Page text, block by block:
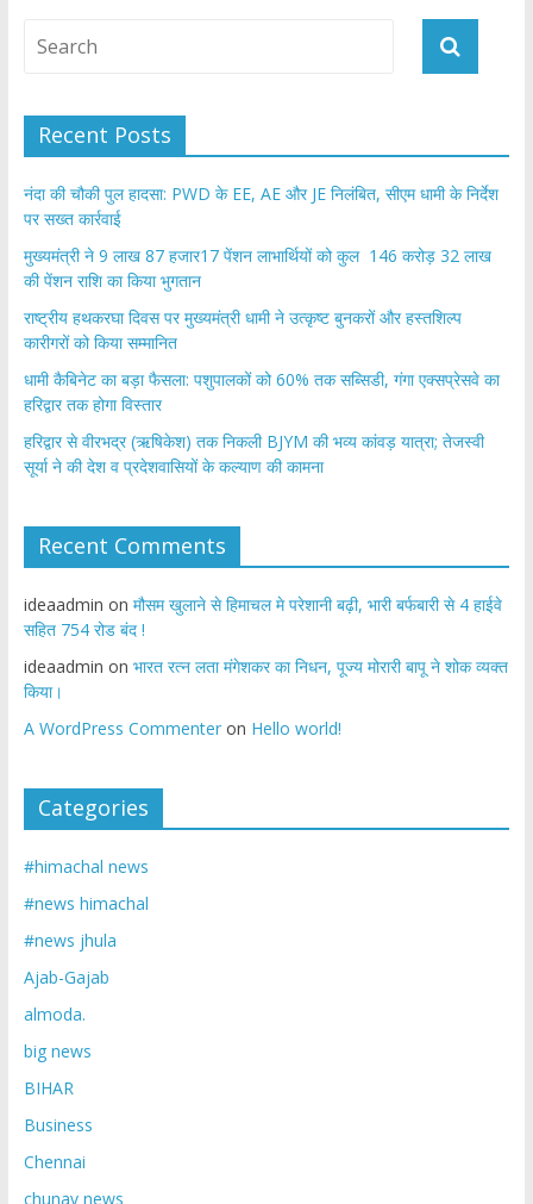
Recent Posts
नंदा की चौकी पुल हादसा: PWD के EE, AE और JE निलंबित, सीएम धामी के निर्देश
पर सख्त कार्रवाई
मुख्यमंत्री ने 9 लाख 87 हजार17 पेंशन लाभार्थियों को कुल 146 करोड़ 32 लाख
की पेंशन राशि का किया भुगतान
राष्ट्रीय हथकरघा दिवस पर मुख्यमंत्री धामी ने उत्कृष्ट बुनकरों और हस्तशिल्प
कारीगरों को किया सम्मानित
​धामी कैबिनेट का बड़ा फैसला: पशुपालकों को 60% तक सब्सिडी, गंगा एक्सप्रेसवे का
हरिद्वार तक होगा विस्तार
​हरिद्वार से वीरभद्र (ऋषिकेश) तक निकली BJYM की भव्य कांवड़ यात्रा; तेजस्वी
सूर्या ने की देश व प्रदेशवासियों के कल्याण की कामना
Recent Comments
ideaadmin on मौसम खुलाने से हिमाचल मे परेशानी बढ़ी, भारी बर्फबारी से 4 हाईवे
सहित 754 रोड बंद !
ideaadmin on भारत रत्न लता मंगेशकर का निधन, पूज्य मोरारी बापू ने शोक व्यक्त
किया।
A WordPress Commenteron Hello world!
Categories
#himachal news
#news himachal
#news jhula
Ajab-Gajab
almoda.
big news
BIHAR
Business
Chennai
chunav news